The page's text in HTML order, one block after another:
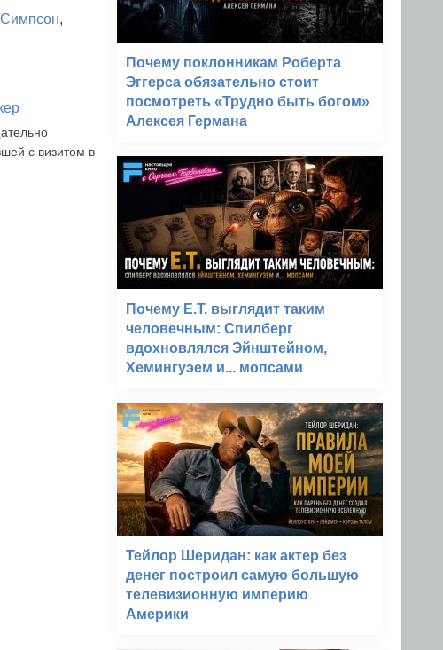
,
с визитом в
Почему поклонникам Роберта
Эггерса обязательно стоит
посмотреть «Трудно быть богом»
Алексея Германа
Почему E.T. выглядит таким
человечным: Спилберг
вдохновлялся Эйнштейном,
Хемингуэем и... мопсами
Тейлор Шеридан: как актер без
денег построил самую большую
телевизионную империю
Америки